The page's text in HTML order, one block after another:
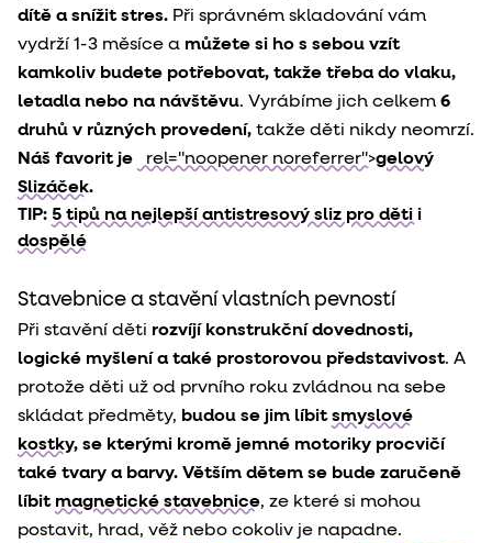
dítě a snížit stres. Při správném skladování vám
vydrží 1-3 měsíce a můžete si ho s sebou vzít
kamkoliv budete potřebovat, takže třeba do vlaku,
letadla nebo na návštěvu. Vyrábíme jich celkem 6
druhů v různých provedení, takže děti nikdy neomrzí.
Náš favorit je
rel="noopener noreferrer">gelový
Slizáček.
TIP: 5 tipů na nejlepší antistresový sliz pro děti i
dospělé
Stavebnice a stavění vlastních pevností
Při stavění děti rozvíjí konstrukční dovednosti,
logické myšlení a také prostorovou představivost. A
protože děti už od prvního roku zvládnou na sebe
skládat předměty, budou se jim líbit smyslové
kostky, se kterými kromě jemné motoriky procvičí
také tvary a barvy. Větším dětem se bude zaručeně
líbit magnetické stavebnice, ze které si mohou
postavit, hrad, věž nebo cokoliv je napadne.